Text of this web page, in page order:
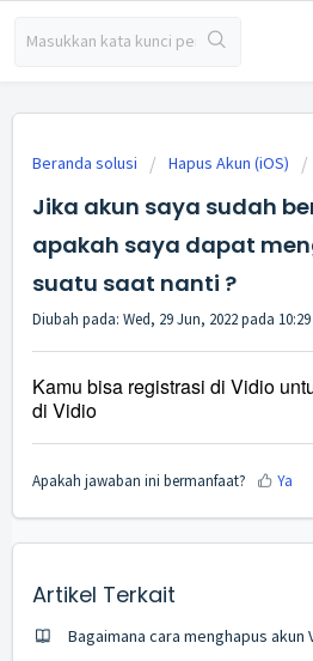
Beranda solusi Hapus Akun (iOS)
Jika akun saya sudah
apakah saya dapat
suatu saat nanti ?
Diubah pada: Wed, 29 Jun, 2022 pada 10:29
Kamu bisa registrasi di Vidio
di Vidio
Apakah jawaban ini bermanfaat? Ya
Artikel Terkait
Bagaimana cara menghapus akun